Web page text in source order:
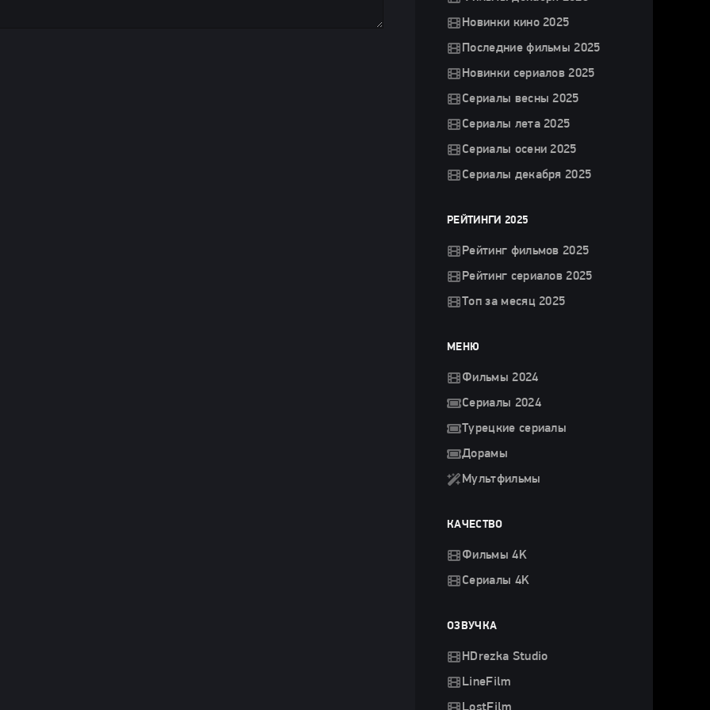
Новинки кино 2025
Последние фильмы 2025
Новинки сериалов 2025
Сериалы весны 2025
Сериалы лета 2025
Сериалы осени 2025
Сериалы декабря 2025
РЕЙТИНГИ 2025
Рейтинг фильмов 2025
Рейтинг сериалов 2025
Топ за месяц 2025
МЕНЮ
Фильмы 2024
Сериалы 2024
Турецкие сериалы
Дорамы
Мультфильмы
КАЧЕСТВО
Фильмы 4K
Сериалы 4K
ОЗВУЧКА
HDrezka Studio
LineFilm